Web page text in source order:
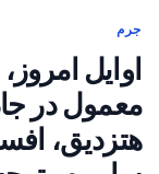
جرم
اوایل
هتزدیق،